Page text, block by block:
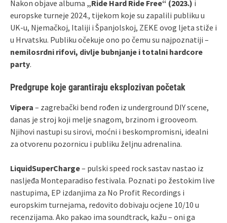
Nakon objave albuma „Ride Hard Ride Free“ (2023.) i
europske turneje 2024., tijekom koje su zapalili publiku u
UK-u, Njemačkoj, Italiji i Španjolskoj, ZEKE ovog ljeta stiže i
u Hrvatsku. Publiku očekuje ono po čemu su najpoznatiji –
nemilosrdni rifovi, divlje bubnjanje i totalni hardcore
party.
Predgrupe koje garantiraju eksplozivan početak
Vipera – zagrebački bend rođen iz underground DIY scene,
danas je stroj koji melje snagom, brzinom i grooveom.
Njihovi nastupi su sirovi, moćni i beskompromisni, idealni
za otvorenu pozornicu i publiku željnu adrenalina.
LiquidSuperCharge– pulski speed rock sastav nastao iz
nasljeđa Monteparadiso festivala. Poznati po žestokim live
nastupima, EP izdanjima za No Profit Recordings i
europskim turnejama, redovito dobivaju ocjene 10/10 u
recenzijama. Ako pakao ima soundtrack, kažu – oni ga